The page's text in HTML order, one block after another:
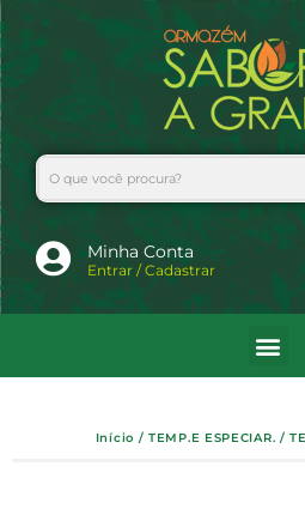
para
o
conteúdo
Search
Minha Conta
Entrar / Cadastrar
Início /TEMP.E ESPECIAR. /